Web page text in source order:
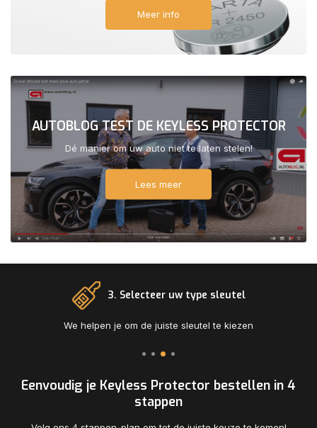
Meer info
AUTOBLOG TEST DE KEYLESS PROTECTOR
Dé manier om uw auto niet te laten stelen!
Lees meer
Eenvoudig je Keyless Protector bestellen in 4
stappen
3. Selecteer uw type sleutel
We helpen je om de juiste sleutel te kiezen